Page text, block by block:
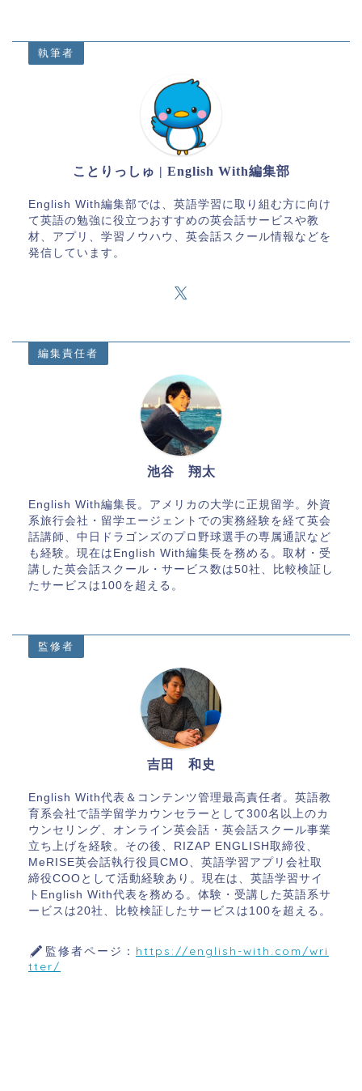
執筆者
ことりっしゅ | English With編集部
English With編集部では、英語学習に取り組む方に向け
て英語の勉強に役立つおすすめの英会話サービスや教
材、アプリ、学習ノウハウ、英会話スクール情報などを
発信しています。
編集責任者
池谷 翔太
English With編集長。アメリカの大学に正規留学。外資
系旅行会社・留学エージェントでの実務経験を経て英会
話講師、中日ドラゴンズのプロ野球選手の専属通訳など
も経験。現在はEnglish With編集長を務める。取材・受
講した英会話スクール・サービス数は50社、比較検証し
たサービスは100を超える。
監修者
吉田 和史
English With代表＆コンテンツ管理最高責任者。英語教
育系会社で語学留学カウンセラーとして300名以上のカ
ウンセリング、オンライン英会話・英会話スクール事業
立ち上げを経験。その後、RIZAP ENGLISH取締役、
MeRISE英会話執行役員CMO、英語学習アプリ会社取
締役COOとして活動経験あり。現在は、英語学習サイ
トEnglish With代表を務める。体験・受講した英語系サ
ービスは20社、比較検証したサービスは100を超える。
監修者ページ： https://english-with.com/wri
tter/